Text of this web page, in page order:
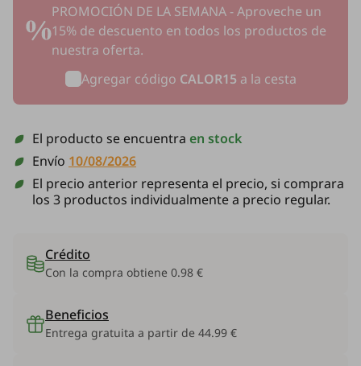
PROMOCIÓN DE LA SEMANA - Aproveche un
15% de descuento en todos los productos de
nuestra oferta.
Agregar código CALOR15 a la cesta
El producto se encuentra en stock
Envío 10/08/2026
El precio anterior representa el precio, si comprara
los 3 productos individualmente a precio regular.
Crédito
Con la compra obtiene 0.98 €
Beneficios
Entrega gratuita a partir de 44.99 €